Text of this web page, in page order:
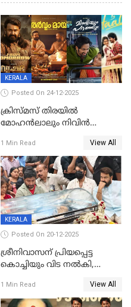
KERALA
Posted On 24-12-2025
ക്രിസ്മസ് തിരയിൽ
മോഹൻലാലും നിവിൻ
ഷെയ്‌നും; 200 കോടി
മുടക്കിയെത്തുന്ന
വൃഷഭയുൾപ്പെടെ കാണാം
1 Min Read View All
KERALA
Posted On 20-12-2025
ശ്രീനിവാസന് പ്രിയപ്പെട്ട
കൊച്ചിയും വിട നൽകി,
സംസ്കാരം നാളെ
1 Min Read View All